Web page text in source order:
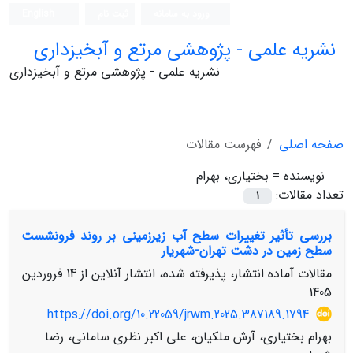
نشریه علمی - پژوهشی مرتع و آبخیزداری
نشریه علمی - پژوهشی مرتع و آبخیزداری
صفحه اصلی
فهرست مقالات
نویسنده = بختیاری، بهرام
تعداد مقالات:
1
بررسی تأثیر تغییرات سطح آب زیرزمینی بر روند فرونشست
سطح زمین در دشت تهران-شهریار
مقالات آماده انتشار، پذیرفته شده، انتشار آنلاین از
14 فروردین
1405
https://doi.org/10.22059/jrwm.2025.387189.1794
بهرام بختیاری، آرش ملکیان، علی اکبر نظری سامانی، رضا